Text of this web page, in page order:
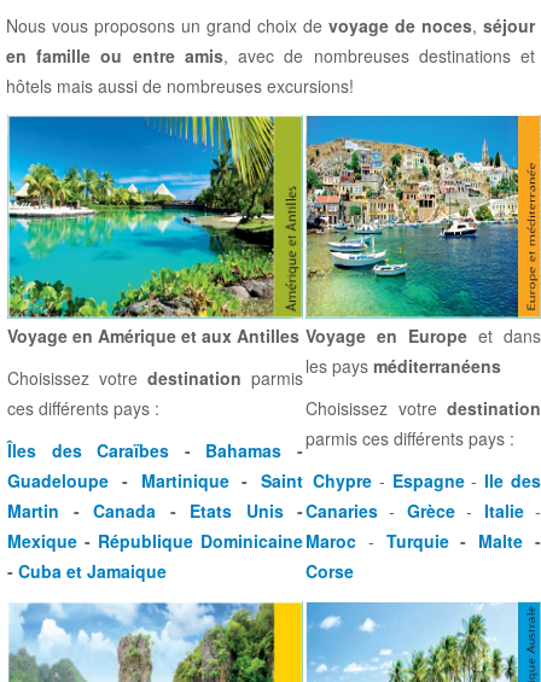
Nous vous proposons un grand choix de voyage de noces, séjour
en famille ou entre amis, avec de nombreuses destinations et
hôtels mais aussi de nombreuses excursions!
Voyage en Amérique et aux Antilles
Choisissez votre destination parmis
ces différents pays :
Îles des Caraïbes
- Bahamas -
Guadeloupe - Martinique- Saint
Martin - Canada - Etats Unis-
Mexique - République Dominicaine
- Cuba et Jamaique
Voyage en Europe et dans
les pays méditerranéens
Choisissez votre destination
parmis ces différents pays :
Chypre - Espagne-Ile des
Canaries - Grèce - Italie-
Maroc - Turquie- Malte -
Corse